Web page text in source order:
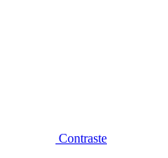
Contraste